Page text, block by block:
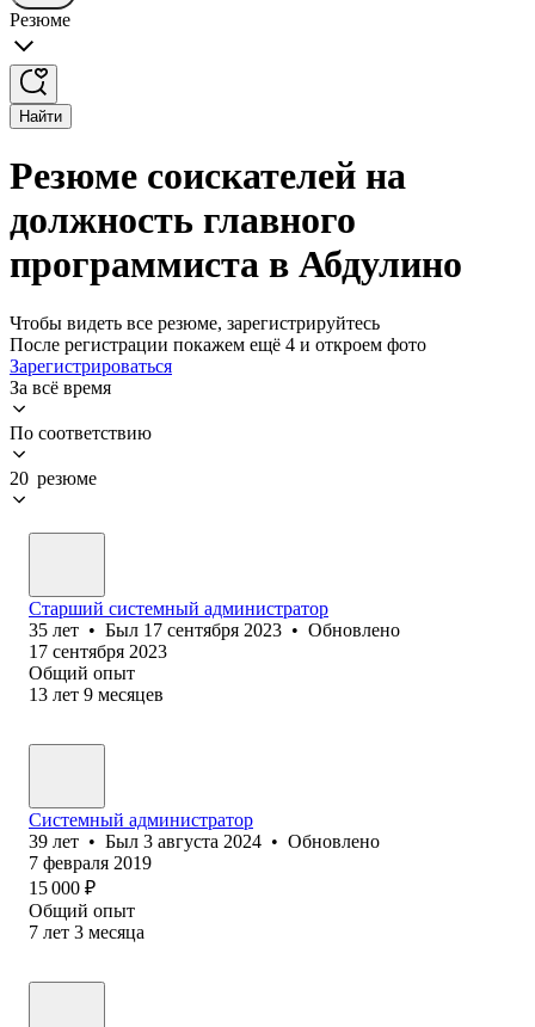
Резюме
Найти
Резюме соискателей на
должность главного
программиста в Абдулино
Чтобы видеть все резюме, зарегистрируйтесь
После регистрации покажем ещё 4 и откроем фото
Зарегистрироваться
За всё время
По соответствию
20 резюме
Старший системный администратор
35 лет • Был 17 сентября 2023 • Обновлено
17 сентября 2023
Общий опыт
13 лет 9 месяцев
Системный администратор
39 лет • Был 3 августа 2024 • Обновлено
7 февраля 2019
15 000 ₽
Общий опыт
7 лет 3 месяца